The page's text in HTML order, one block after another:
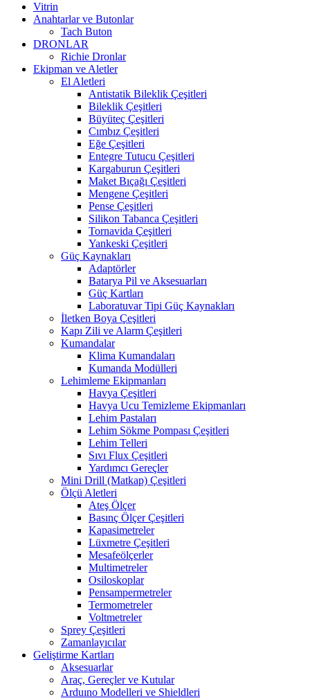
Vitrin
Anahtarlar ve Butonlar
Tach Buton
DRONLAR
Richie Dronlar
Ekipman ve Aletler
El Aletleri
Antistatik Bileklik Çeşitleri
Bileklik Çeşitleri
Büyüteç Çeşitleri
Cımbız Çeşitleri
Eğe Çeşitleri
Entegre Tutucu Çeşitleri
Kargaburun Çeşitleri
Maket Bıçağı Çeşitleri
Mengene Çeşitleri
Pense Çeşitleri
Silikon Tabanca Çeşitleri
Tornavida Çeşitleri
Yankeski Çeşitleri
Güç Kaynakları
Adaptörler
Batarya Pil ve Aksesuarları
Güç Kartları
Laboratuvar Tipi Güç Kaynakları
İletken Boya Çeşitleri
Kapı Zili ve Alarm Çeşitleri
Kumandalar
Klima Kumandaları
Kumanda Modülleri
Lehimleme Ekipmanları
Havya Çeşitleri
Havya Ucu Temizleme Ekipmanları
Lehim Pastaları
Lehim Sökme Pompası Çeşitleri
Lehim Telleri
Sıvı Flux Çeşitleri
Yardımcı Gereçler
Mini Drill (Matkap) Çeşitleri
Ölçü Aletleri
Ateş Ölçer
Basınç Ölçer Çeşitleri
Kapasimetreler
Lüxmetre Çeşitleri
Mesafeölçerler
Multimetreler
Osiloskoplar
Pensampermetreler
Termometreler
Voltmetreler
Sprey Çeşitleri
Zamanlayıcılar
Geliştirme Kartları
Aksesuarlar
Araç, Gereçler ve Kutular
Arduıno Modelleri ve Shieldleri